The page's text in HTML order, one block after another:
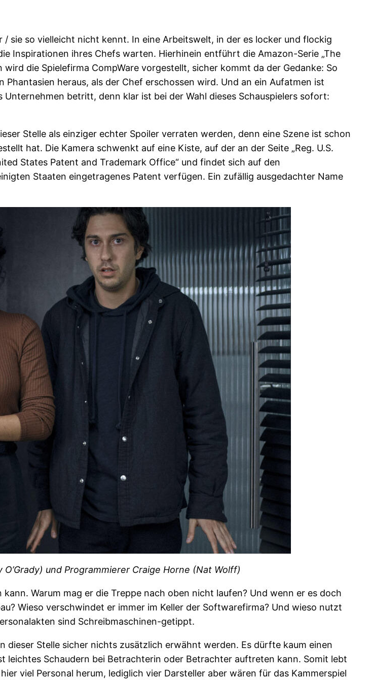
sie so vielleicht nicht kennt. In eine Arbeitswelt, in der es locker und flockig
Inspirationen ihres Chefs warten. Hierhinein entführt die Amazon-Serie „The
die Spielefirma CompWare vorgestellt, sicher kommt da der Gedanke: So
heraus, als der Chef erschossen wird. Und an ein Aufatmen ist
betritt, denn klar ist bei der Wahl dieses Schauspielers sofort:
Stelle als einziger echter Spoiler verraten werden, denn eine Szene ist schon
hat. Die Kamera schwenkt auf eine Kiste, auf der an der Seite „Reg. U.S.
States Patent and Trademark Office“ und findet sich auf den
Staaten eingetragenes Patent verfügen. Ein zufällig ausgedachter Name
und Programmierer Craige Horne (Nat Wolff)
Warum mag er die Treppe nach oben nicht laufen? Und wenn er es doch
Wieso verschwindet er immer im Keller der Softwarefirma? Und wieso nutzt
sind Schreibmaschinen-getippt.
dieser Stelle sicher nichts zusätzlich erwähnt werden. Es dürfte kaum einen
leichtes Schaudern bei Betrachterin oder Betrachter auftreten kann. Somit lebt
viel Personal herum, lediglich vier Darsteller aber wären für das Kammerspiel